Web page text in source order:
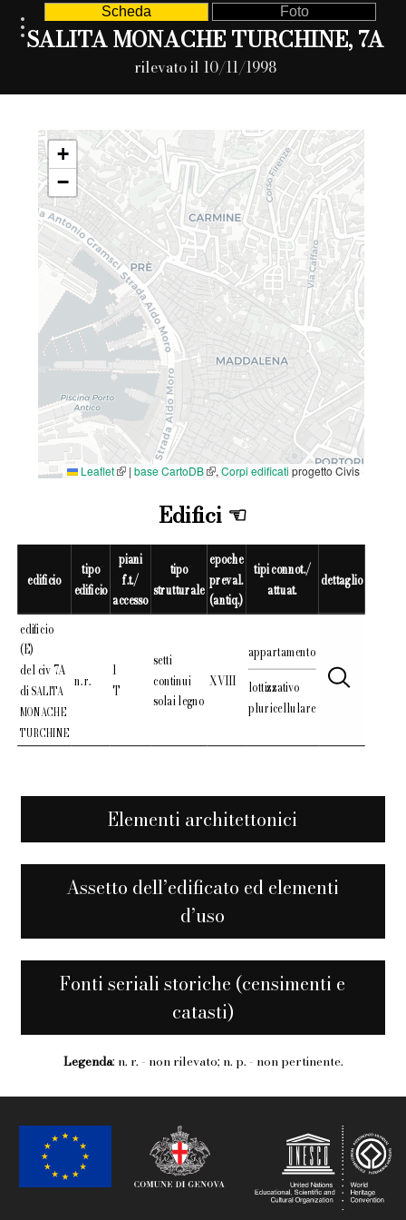
Scheda Foto
SALITA MONACHE TURCHINE, 7A
rilevato il 10/11/1998
+
−
Leaflet | base CartoDB , Corpi edificati progetto Civis
Edifici
edificio
tipo
edificio
piani
f.t./
accesso
tipo
strutturale
epoche
preval.
(antiq.)
tipi connot./
attuat. dettaglio
edificio
(E)
del civ 7A
diSALITA
MONACHE
TURCHINE
n. r.
1
T
setti
continui
solai legno
XVIII
appartamento
lottizzativo
pluricellulare
Elementi architettonici
Assetto dell’edificato ed elementi
d’uso
Fonti seriali storiche (censimenti e
catasti)
Legenda: n. r. - non rilevato; n. p. - non pertinente.